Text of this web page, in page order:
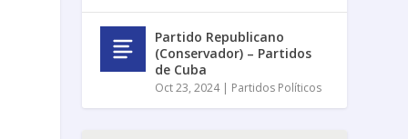
Partido Republicano
(Conservador) – Partidos
de Cuba
Oct 23, 2024| Partidos Políticos